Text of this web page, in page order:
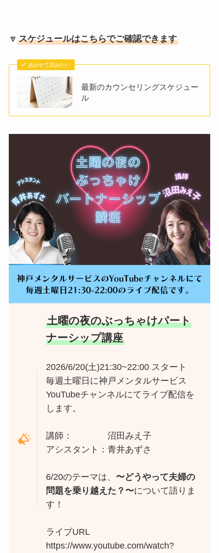
🔽 スケジュールはこちらでご確認できます
あわせて読みたい
最新のカウンセリングスケジュー
ル
土曜の夜のぶっちゃけパート
ナーシップ講座
2026/6/20(土)21:30~22:00 スタート
毎週土曜日に神戸メンタルサービス
YouTubeチャンネルにてライブ配信を
します。
講師： 沼田みえ子
アシスタント：青井あずさ
6/20のテーマは、 〜どうやって夫婦の
問題を乗り越えた？〜について語りま
す！
ライブURL
https://www.youtube.com/watch?